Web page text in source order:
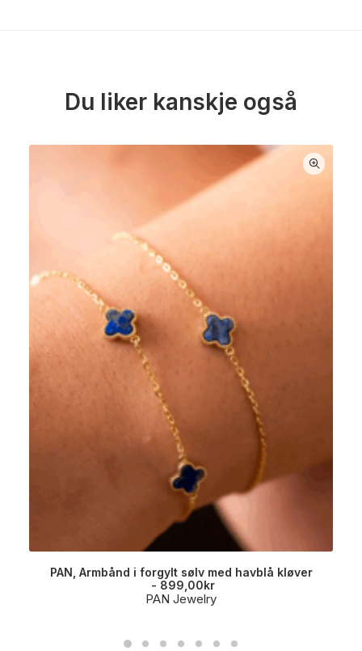
Du liker kanskje også
PAN, Armbånd i forgylt sølv med havblå kløver
899,00kr
PAN Jewelry